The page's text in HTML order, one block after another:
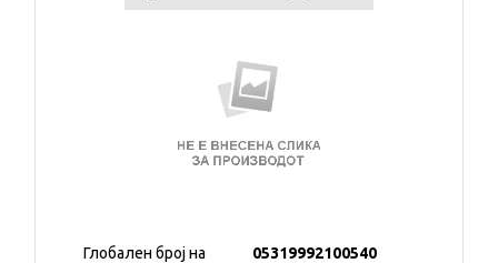
Глобален број на
05319992100540